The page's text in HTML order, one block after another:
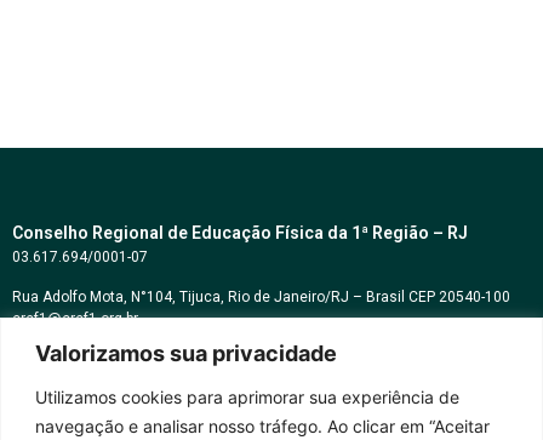
Valorizamos sua privacidade
Utilizamos cookies para aprimorar sua experiência de
navegação e analisar nosso tráfego. Ao clicar em “Aceitar
Conselho Regional de Educação Física da 1ª Região – RJ
03.617.694/0001-07
Rua Adolfo Mota, N°104, Tijuca, Rio de Janeiro/RJ – Brasil CEP 20540-100
cref1@cref1.org.br
Assessoria de comunicação: